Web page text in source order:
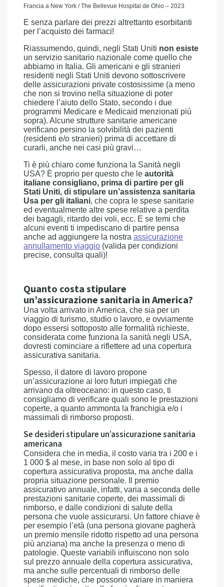
Francia a New York / The Bellevue Hospital de Ohio – 2023
E senza parlare dei prezzi altrettanto esorbitanti
per l’acquisto dei farmaci!
Riassumendo, quindi, negli Stati Uniti non esiste
un servizio sanitario nazionale come quello che
abbiamo in Italia. Gli americani e gli stranieri
residenti negli Stati Uniti devono sottoscrivere
delle assicurazioni private costosissime (a meno
che non si trovino nella situazione di poter
chiedere l’aiuto dello Stato, secondo i due
programmi Medicare e Medicaid menzionati più
sopra). Alcune strutture sanitarie americane
verificano persino la solvibilità dei pazienti
(residenti e/o stranieri) prima di accettare di
curarli, anche nei casi più gravi…
Ti è più chiaro come funziona la Sanità negli
USA? È proprio per questo che le autorità
italiane consigliano, prima di partire per gli
Stati Uniti, di stipulare un’assistenza sanitaria
Usa per gli italiani, che copra le spese sanitarie
ed eventualmente altre spese relative a perdita
dei bagagli, ritardo dei voli, ecc. E se temi che
alcuni eventi ti impediscano di partire pensa
anche ad aggiungere la nostra assicurazione
annullamento viaggio (valida per condizioni
precise, consulta quali)!
Quanto costa stipulare
un’assicurazione sanitaria in America?
Una volta arrivato in America, che sia per un
viaggio di turismo, studio o lavoro, e ovviamente
dopo essersi sottoposto alle formalità richieste,
considerata come funziona la sanità negli USA,
dovresti cominciare a riflettere ad una copertura
assicurativa sanitaria.
Spesso, il datore di lavoro propone
un’assicurazione ai loro futuri impiegati che
arrivano da oltreoceano: in questo caso, ti
consigliamo di verificare quali sono le prestazioni
coperte, a quanto ammonta la franchigia e/o i
massimali di rimborso proposti.
Se desideri stipulare un’assicurazione sanitaria
americana
Considera che in media, il costo varia tra i 200 e i
1 000 $ al mese, in base non solo al tipo di
copertura assicurativa proposta, ma anche dalla
propria situazione personale. Il premio
assicurativo annuale, infatti, varia a seconda delle
prestazioni sanitarie coperte, dei massimali di
rimborso, e dalle condizioni di salute della
persona che vuole assicurarsi. Un fattore chiave è
per esempio l’età (una persona giovane pagherà
un premio mensile ridotto rispetto ad una persona
più anziana) ma anche la presenza o meno di
patologie. Queste variabili influiscono non solo
sul prezzo annuale della copertura assicurativa,
ma anche sulle percentuali di rimborso delle
spese mediche, che possono variare in maniera